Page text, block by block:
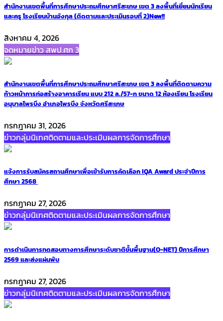
สำนักงานเขตพื้นที่การศึกษาประถมศึกษาศรีสะเกษ เขต 3 ลงพื้นที่เยี่ยมนักเรียน
และครู โรงเรียนบ้านอังกุล (ติดตามและประเมินรอบที่ 2)New!!
สิงหาคม 4, 2026
จดหมายข่าว สพป.ศก 3
สำนักงานเขตพื้นที่การศึกษาประถมศึกษาศรีสะเกษ เขต 3 ลงพื้นที่ติดตามความ
ก้าวหน้าการก่อสร้างอาคารเรียน แบบ 212 ล./57-ก ขนาด 12 ห้องเรียน โรงเรียน
อนุบาลไพรบึง อำเภอไพรบึง จังหวัดศรีสะเกษ
กรกฎาคม 31, 2026
ข่าวกลุ่มนิเทศติดตามและประเมินผลการจัดการศึกษา
แจ้งการรับสมัครสถานศึกษาเพื่อเข้ารับการคัดเลือก IQA Award ประจำปีการ
ศึกษา 2568
กรกฎาคม 27, 2026
ข่าวกลุ่มนิเทศติดตามและประเมินผลการจัดการศึกษา
การดำเนินการทดสอบทางการศึกษาระดับชาติขั้นพื้นฐาน(O-NET) ปีการศึกษา
2569 และส่งแผ่นพับ
กรกฎาคม 27, 2026
ข่าวกลุ่มนิเทศติดตามและประเมินผลการจัดการศึกษา